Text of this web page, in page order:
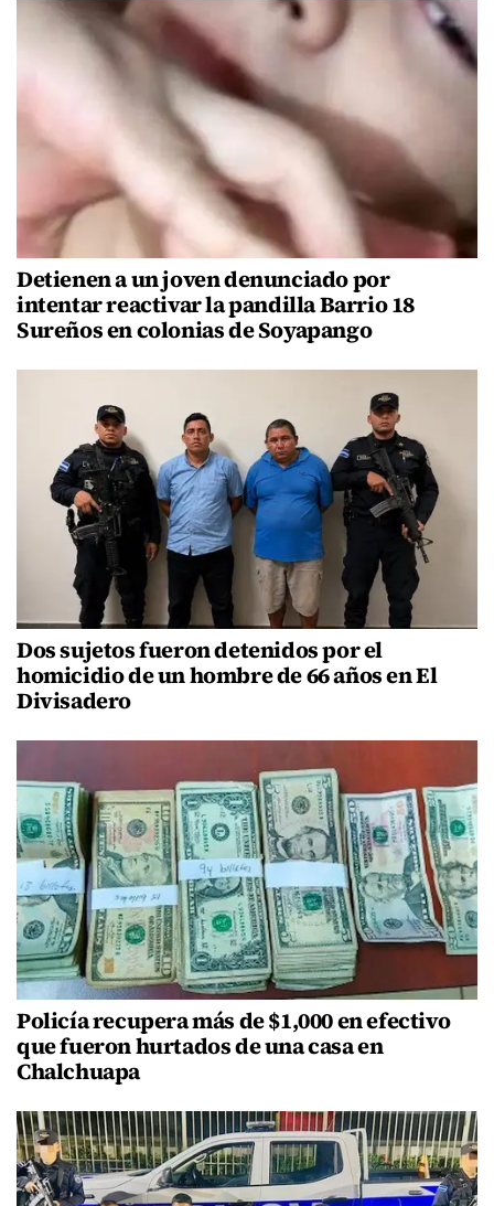
Detienen a un joven denunciado por
intentar reactivar la pandilla Barrio 18
Sureños en colonias de Soyapango
Dos sujetos fueron detenidos por el
homicidio de un hombre de 66 años en El
Divisadero
Policía recupera más de $1,000 en efectivo
que fueron hurtados de una casa en
Chalchuapa